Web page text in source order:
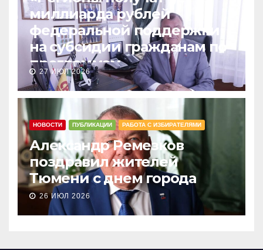
миллиарда рублей
федеральной поддержки
на субсидии гражданам по
программам
догазификации»
27 ИЮЛ 2026
НОВОСТИ ПУБЛИКАЦИИ РАБОТА С ИЗБИРАТЕЛЯМИ
Александр Ремезков
поздравил жителей
Тюмени с днем города
26 ИЮЛ 2026